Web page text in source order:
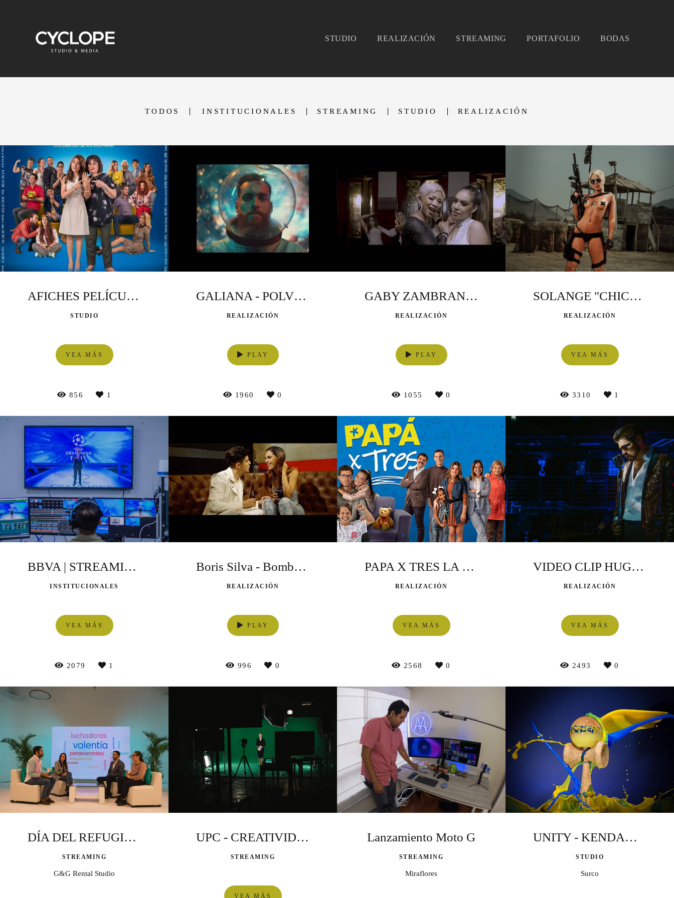
STUDIO REALIZACIÓN STREAMING PORTAFOLIO BODAS
TODOS INSTITUCIONALES STREAMING STUDIO REALIZACIÓN
AFICHES PELÍCULA
STUDIO
VEA MÁS
856 1
GALIANA - POLVO INCANDESCENTE
REALIZACIÓN
PLAY
1960 0
GABY ZAMBRANO feat SON TENTACIÓN
REALIZACIÓN
PLAY
1055 0
SOLANGE "CHICAS NATURAL"
REALIZACIÓN
VEA MÁS
3310 1
BBVA | STREAMING | VIRTUAL
INSTITUCIONALES
VEA MÁS
2079 1
Boris Silva - Bomba Kizomba
REALIZACIÓN
PLAY
996 0
PAPA X TRES LA PELÍCULA
REALIZACIÓN
VEA MÁS
2568 0
VIDEO CLIP HUGO G "LA TENTACION"
REALIZACIÓN
VEA MÁS
2493 0
DÍA DEL REFUGIADO
STREAMING
G&G Rental Studio
UPC - CREATIVIDAD EMPRESARIAL 2021
STREAMING
VEA MÁS
Lanzamiento Moto G
STREAMING
Miraflores
UNITY - KENDAMS KROM
STUDIO
Surco